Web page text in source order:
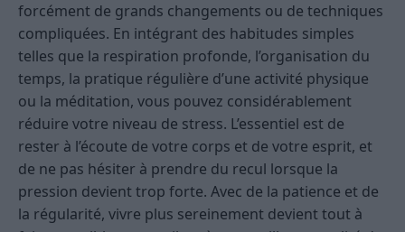
forcément de grands changements ou de techniques
compliquées. En intégrant des habitudes simples
telles que la respiration profonde, l’organisation du
temps, la pratique régulière d’une activité physique
ou la méditation, vous pouvez considérablement
réduire votre niveau de stress. L’essentiel est de
rester à l’écoute de votre corps et de votre esprit, et
de ne pas hésiter à prendre du recul lorsque la
pression devient trop forte. Avec de la patience et de
la régularité, vivre plus sereinement devient tout à